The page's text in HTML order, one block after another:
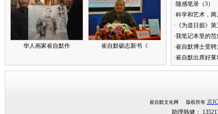
华人画家崔自默作 崔自默砺志新书《
·随感笔录（3）
·科学和艺术，
·《为道日损》
·我笔记本里的
·崔自默博士受
·崔自默出席好
崔自默文化网 版权所有 京
助理韩健：